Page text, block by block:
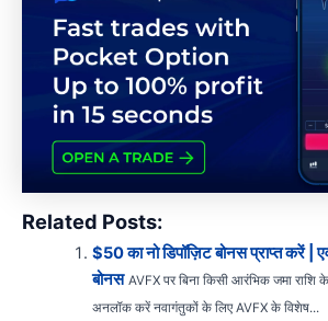
Related Posts:
$50 का नो डिपॉज़िट बोनस प्राप्त करें |
बोनस AVFX पर बिना किसी आरंभिक जमा राशि
अनलॉक करें नवागंतुकों के लिए AVFX के विशेष...